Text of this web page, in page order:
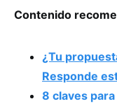
Contenido
¿Tu
Responde
8 claves